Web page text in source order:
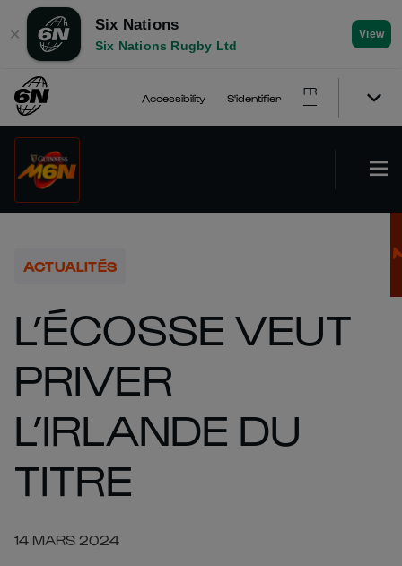
✕
Six Nations
Six Nations Rugby Ltd
View
Accessibility S'identifier
FR
ACTUALITÉS
L’ÉCOSSE VEUT
PRIVER
L’IRLANDE DU
TITRE
14 MARS 2024